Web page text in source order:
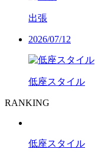
出張
2026/07/12
低座スタイル
RANKING
低座スタイル